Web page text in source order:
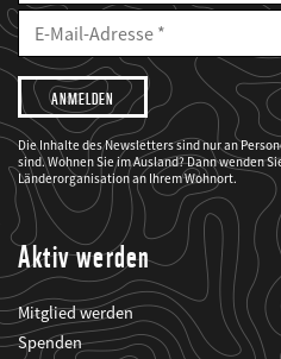
E-
Mailadresse
E-
Adresse
Ich
möchte,
dass
der
WWF
mich
über
seine
Projekte
informiert.
Die Inhalte des Newsletters sind nur an
sind. Wohnen Sie im Ausland? Dann wenden
Länderorganisation an Ihrem Wohnort.
Aktiv werden
Mitglied werden
Spenden